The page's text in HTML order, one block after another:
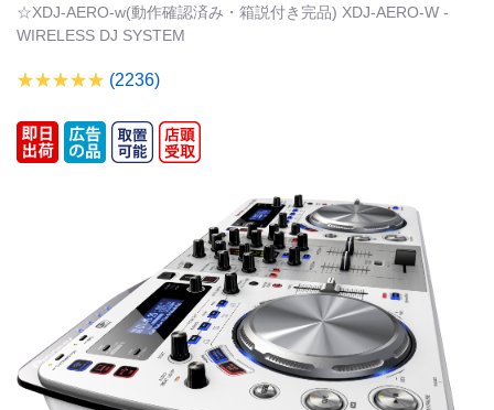
☆XDJ-AERO-w(動作確認済み・箱説付き完品) XDJ-AERO-W -
WIRELESS DJ SYSTEM
(2236)